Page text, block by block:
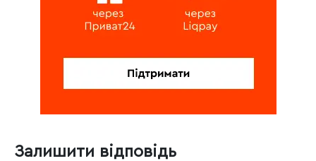
Залишити відповідь